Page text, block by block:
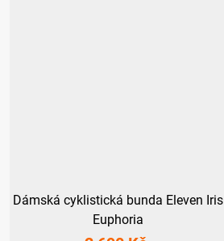
Dámská cyklistická bunda Eleven Iris
Euphoria